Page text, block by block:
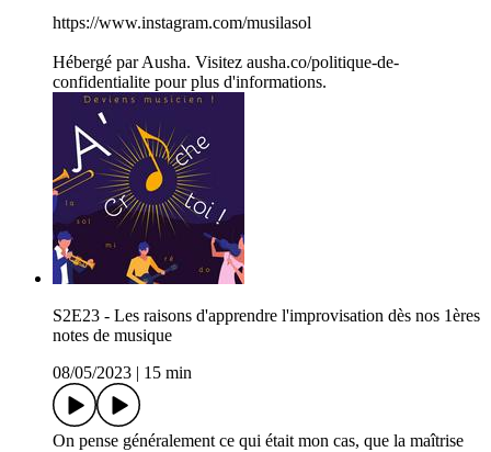
https://www.instagram.com/musilasol
Hébergé par Ausha. Visitez ausha.co/politique-de-
confidentialite pour plus d'informations.
S2E23 - Les raisons d'apprendre l'improvisation dès nos 1ères
notes de musique
08/05/2023
15 min
On pense généralement ce qui était mon cas, que la maîtrise